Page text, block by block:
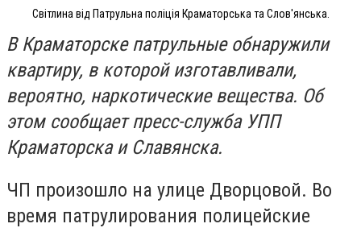
Світлина від Патрульна поліція Краматорська та Слов'янська.
В Краматорске патрульные обнаружили
квартиру, в которой изготавливали,
вероятно, наркотические вещества. Об
этом сообщает пресс-служба УПП
Краматорска и Славянска.
ЧП произошло на улице Дворцовой. Во
время патрулирования полицейские